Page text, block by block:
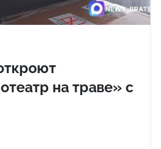
на траве» с